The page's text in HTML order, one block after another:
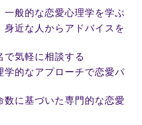
一般的な恋愛心理学を学ぶ
身近な人からアドバイスを
で気軽に相談する
学的なアプローチで恋愛パ
数に基づいた専門的な恋愛